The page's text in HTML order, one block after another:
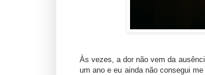
Às vezes, a dor não vem da
um ano e eu ainda não consegui